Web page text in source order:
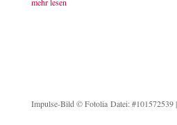
Impulse-Bild © Fotolia Datei: #101572539